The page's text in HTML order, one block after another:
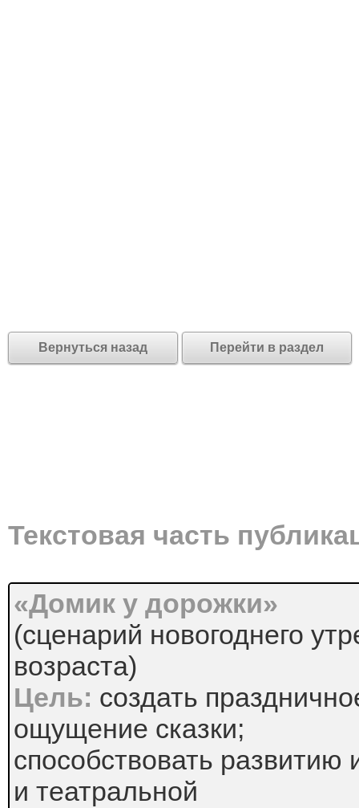
Вернуться назад Перейти в раздел
Текстовая часть
«Домик у дорожки»
(сценарий новогоднего
возраста)
Цель: создать
ощущение сказки;
способствовать развитию
и театральной